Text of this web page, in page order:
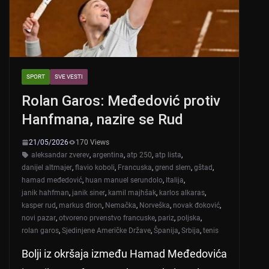
SPORT SVE VESTI
Rolan Garos: Međedović protiv
Hanfmana, nazire se Rud
21/05/2026
170 Views
aleksandar zverev, argentina, atp 250, atp lista,
danijel altmajer, flavio koboli, Francuska, grend slem, gštad,
hamad međedović, huan manuel serundolo, Italija,
janik hahfman, janik siner, kamil majhšak, karlos alkaras,
kasper rud, markus điron, Nemačka, Norveška, novak đoković,
novi pazar, otvoreno prvenstvo francuske, pariz, poljska,
rolan garos, Sjedinjene Američke Države, Španija, Srbija, tenis
Bolji iz okršaja između Hamad Međedovića